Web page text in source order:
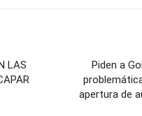
LAS
Piden a
apertura de